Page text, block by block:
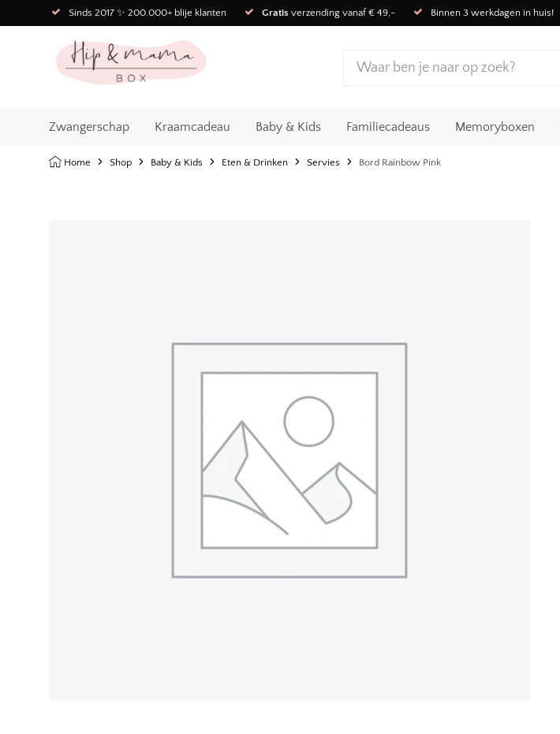
Sinds 2017 ✨ 200.000+ blije klanten Gratis verzending vanaf € 49,- Binnen 3 werkdagen in huis!
Zwangerschap Kraamcadeau Baby & Kids Familiecadeaus Memoryboxen
Home Shop Baby & Kids Eten & Drinken Servies Bord Rainbow Pink